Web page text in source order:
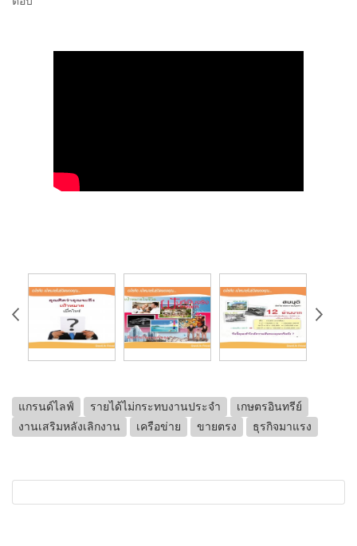
แกรนด์ไลฟ์ รายได้ไม่กระทบงานประจำ
เกษตรอินทรีย์
งานเสริมหลังเลิกงาน
เครือข่าย ขายตรง ธุรกิจมาแรง